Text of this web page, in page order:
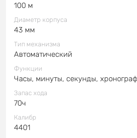
100 м
Диаметр корпуса
43 мм
Тип механизма
Автоматический
Функции
Часы, минуты, секунды,
Запас хода
70ч
Калибр
4401